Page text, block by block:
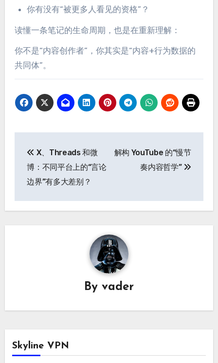
你有没有“被更多人看见的资格”？
读懂一条笔记的生命周期，也是在重新理解：
你不是“内容创作者”，你其实是“内容+行为数据的
共同体”。
章
导
航
X、Threads 和微
博：不同平台上的“言论
边界”有多大差别？
解构 YouTube 的“慢节
奏内容哲学”
By vader
Skyline VPN